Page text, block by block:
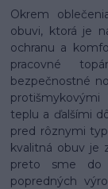
Okrem
obuvi, ktorá je
ochranu a
pracovné
bezpečnostné
protišmykovými
teplu a ďalšími
pred rôznymi
kvalitná obuv je
preto sme do
popredných